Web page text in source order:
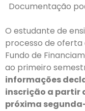
Documentação
O estudante de
processo de oferta
Fundo de
ao primeiro
informações
inscrição a partir
próxima